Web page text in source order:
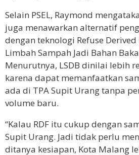
Selain PSEL, Raymond
juga menawarkan alternatif
dengan teknologi Refuse Derived
Limbah Sampah Jadi Bahan
Menurutnya, LSDB dinilai lebih
karena dapat memanfaatkan
ada di TPA Supit Urang tanpa
volume baru.
“Kalau RDF itu cukup dengan
Supit Urang. Jadi tidak perlu
ditanya kesiapan, Kota Malang